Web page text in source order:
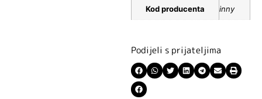
Kod producenta inny
Podijeli s prijateljima